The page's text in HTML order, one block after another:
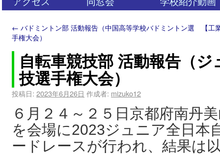
← バドミントン部 活動報告（中国高等学校バドミントン選
手権大会）
【
自転車競技部 活動報告（
技選手権大会）
投稿日: 2023年6月26日 作成者: mizuko12
６月２４～２５日京都府南丹
を会場に2023ジュニア全日本
ードレースが行われ、結果は